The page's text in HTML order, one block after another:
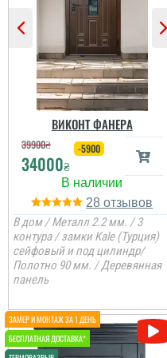
є в наявності, та хороша
ціна, мені потрібно були
закрить два проєми і
мене все влаштувало....
читати всі відгуки
ВИКОНТ ФАНЕРА
39900₴
34000₴
-5900
28
В дом / Металл 2.2 мм. / 3
контура / замки Kale (Турция)
сейфовый и под цилиндр/
Полотно 90 мм. / Деревянная
панель